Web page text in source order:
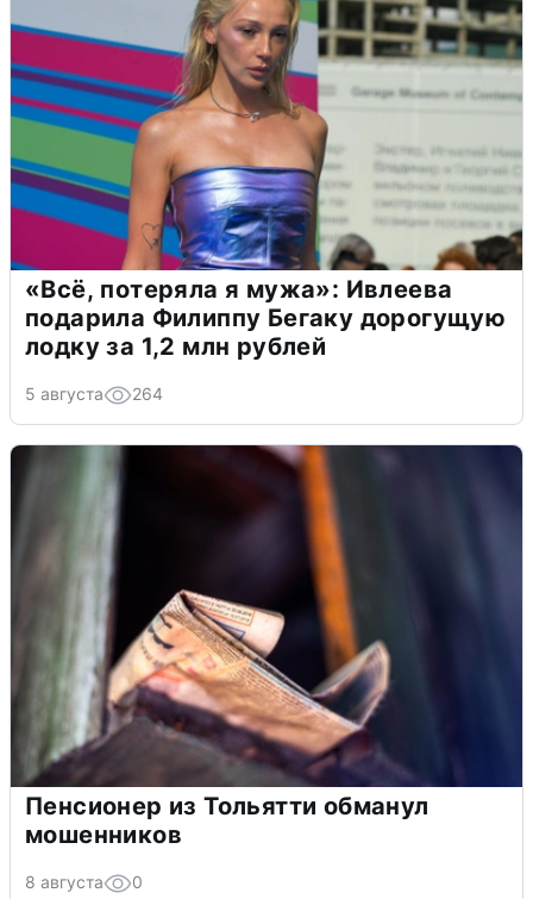
«Всё, потеряла я мужа»: Ивлеева
подарила Филиппу Бегаку дорогущую
лодку за 1,2 млн рублей
5 августа 264
Пенсионер из Тольятти обманул
мошенников
8 августа 0